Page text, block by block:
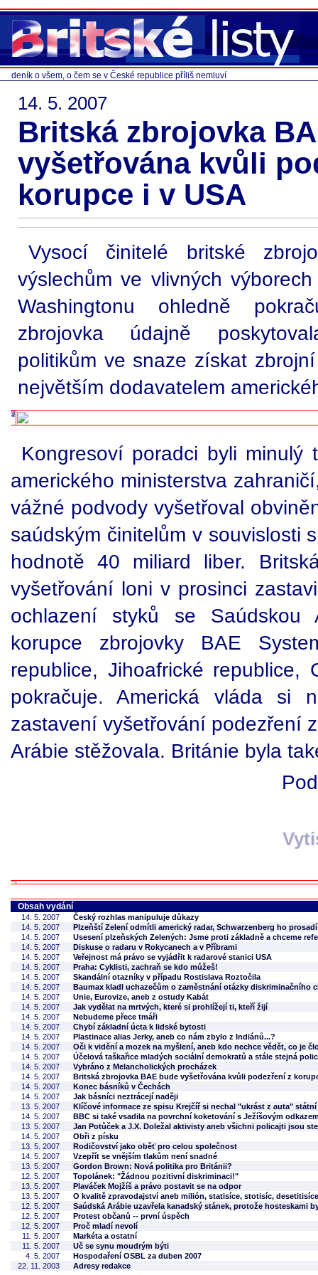
deník o všem, o čem se v České republice příliš nemluví
14. 5. 2007
Britská zbrojovka
vyšetřována kvůli
korupce i v USA
Vysocí činitelé britské
výslechům ve vlivných
Washingtonu ohledně
zbrojovka údajně
politikům ve snaze získat
největším dodavatelem
Kongresoví poradci byli minulý
amerického ministerstva
vážné podvody vyšetřoval
saúdským činitelům v souvislosti
hodnotě 40 miliard liber.
vyšetřování loni v prosinci
ochlazení styků se Saúdskou
korupce zbrojovky BAE
republice, Jihoafrické republice,
pokračuje. Americká vláda si
zastavení vyšetřování podezření
Arábie stěžovala. Británie byla
Obsah vydání
14. 5. 2007
Český rozhlas manipuluje důkazy
14. 5. 2007
Plzeňští Zelení odmítli americký radar, Schwarzenberg ho
14. 5. 2007
Usesení plzeňských Zelených: Jsme proti základně a chceme
14. 5. 2007
Diskuse o radaru v Rokycanech a v Příbrami
14. 5. 2007
Veřejnost má právo se vyjádřit k radarové stanici USA
14. 5. 2007
Praha: Cyklisti, zachraň se kdo můžeš!
14. 5. 2007
Skandální otazníky v případu Rostislava Roztočila
14. 5. 2007
Baumax kladl uchazečům o zaměstnání otázky diskriminačního
14. 5. 2007
Unie, Eurovize, aneb z ostudy Kabát
14. 5. 2007
Jak vydělat na mrtvých, které si prohlížejí ti, kteří žijí
14. 5. 2007
Nebudeme přece tmáři
14. 5. 2007
Chybí základní úcta k lidské bytosti
14. 5. 2007
Plastinace alias Jerky, aneb co nám zbylo z Indiánů...?
14. 5. 2007
Oči k vidění a mozek na myšlení, aneb kdo nechce vědět, co je
14. 5. 2007
Účelová taškařice mladých sociální demokratů a stále stejná
14. 5. 2007
Vybráno z Melancholických procházek
14. 5. 2007
Britská zbrojovka BAE bude vyšetřována kvůli podezření z
14. 5. 2007
Konec básníků v Čechách
14. 5. 2007
Jak básníci neztrácejí naději
13. 5. 2007
Klíčové informace ze spisu Krejčíř si nechal "ukrást z auta"
14. 5. 2007
BBC si také vsadila na povrchní koketování s Ježíšovým
13. 5. 2007
Jan Potůček a J.X. Doležal aktivisty aneb všichni policajti jsou
14. 5. 2007
Obři z písku
13. 5. 2007
Rodičovství jako oběť pro celou společnost
14. 5. 2007
Vzepřít se vnějším tlakům není snadné
13. 5. 2007
Gordon Brown: Nová politika pro Británii?
12. 5. 2007
Topolánek: "Žádnou pozitivní diskriminaci!"
13. 5. 2007
Plaváček Mojžíš a právo postavit se na odpor
13. 5. 2007
O kvalitě zpravodajství aneb milión, statisíce, stotisíc,
12. 5. 2007
Saúdská Arábie uzavřela kanadský stánek, protože hosteskami
12. 5. 2007
Protest občanů -- první úspěch
12. 5. 2007
Proč mladí nevolí
11. 5. 2007
Markéta a ostatní
11. 5. 2007
Uč se synu moudrým býti
4. 5. 2007
Hospodaření OSBL za duben 2007
22. 11. 2003
Adresy redakce